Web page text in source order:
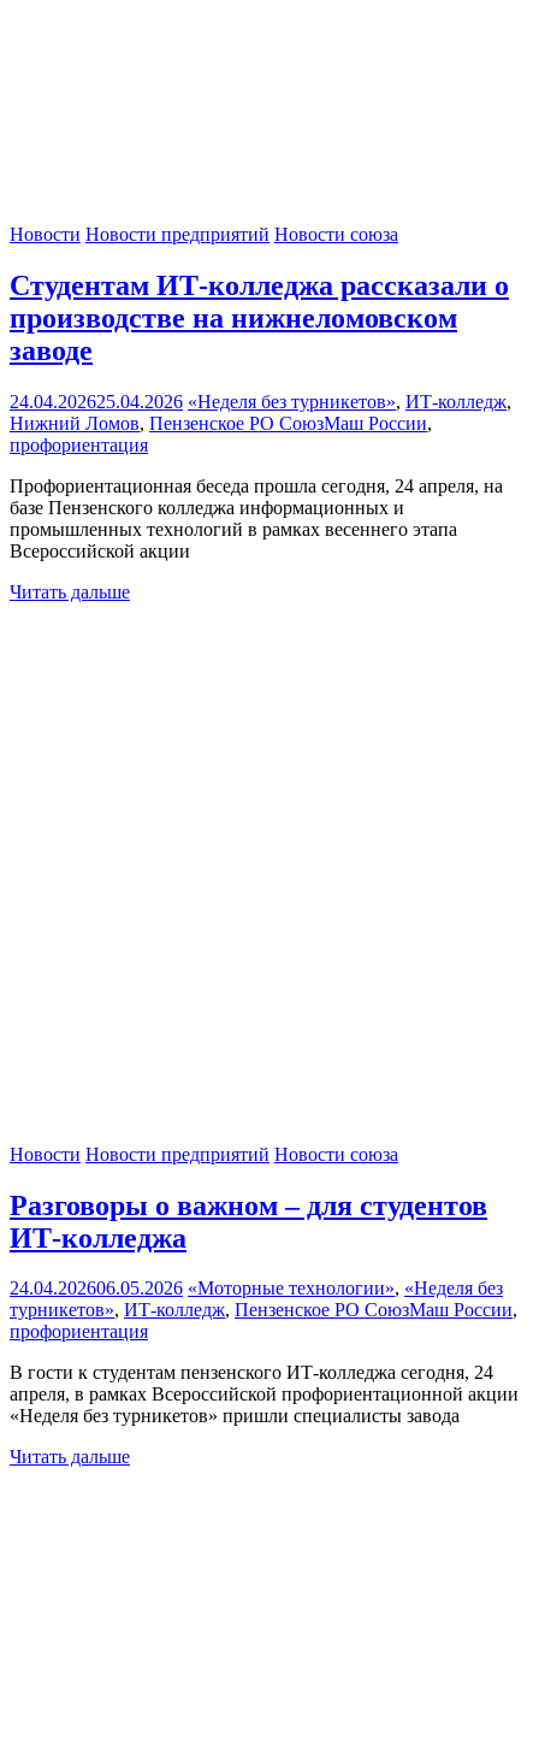
Новости Новости предприятий Новости союза
Студентам ИТ-колледжа рассказали о
производстве на нижнеломовском
заводе
24.04.202625.04.2026 «Неделя без турникетов», ИТ-колледж,
Нижний Ломов, Пензенское РО СоюзМаш России,
профориентация
Профориентационная беседа прошла сегодня, 24 апреля, на
базе Пензенского колледжа информационных и
промышленных технологий в рамках весеннего этапа
Всероссийской акции
Читать дальше
Новости Новости предприятий Новости союза
Разговоры о важном – для студентов
ИТ-колледжа
24.04.202606.05.2026 «Моторные технологии», «Неделя без
турникетов», ИТ-колледж, Пензенское РО СоюзМаш России,
профориентация
В гости к студентам пензенского ИТ-колледжа сегодня, 24
апреля, в рамках Всероссийской профориентационной акции
«Неделя без турникетов» пришли специалисты завода
Читать дальше